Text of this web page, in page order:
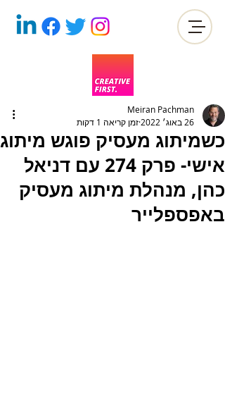
כשמיתוג מעסיק פוגש מיתוג
אישי- פרק 274 עם דניאל
כהן, מנהלת מיתוג מעסיק
באפספלייר
Meiran Pachman
26 באוג׳ 2022
זמן קריאה 1 דקות